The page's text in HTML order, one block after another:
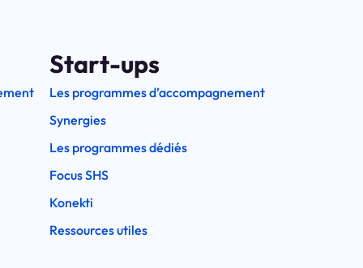
Start-ups
Les programmes d’accompagnement
Synergies
Les programmes dédiés
Focus SHS
Konekti
Ressources utiles